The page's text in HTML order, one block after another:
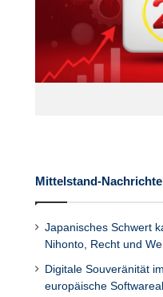
Mittelstand-
Japanisches Schwert
Nihonto, Recht und
Digitale Souveränität
europäische